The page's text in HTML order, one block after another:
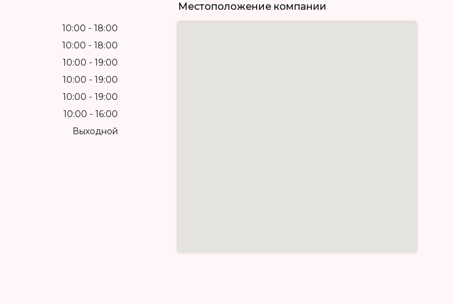
10:00
18:00
10:00
18:00
10:00
19:00
10:00
19:00
10:00
19:00
10:00
16:00
Выходной
Местоположение компании